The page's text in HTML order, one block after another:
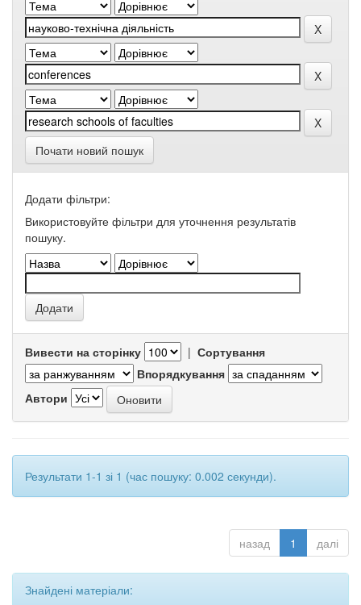
Почати новий пошук
Додати фільтри:
Використовуйте фільтри для уточнення результатів
пошуку.
Вивести на сторінку | Сортування
Впорядкування
Автори
Результати 1-1 зі 1 (час пошуку: 0.002 секунди).
назад 1 далі
Знайдені матеріали: